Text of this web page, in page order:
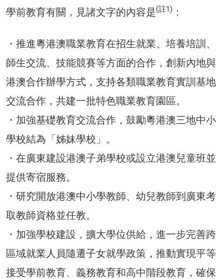
學前教育有關，見諸文字的內容是(註1) ：
・推進粵港澳職業教育在招生就業、培養培訓、
師生交流、技能競賽等方面的合作，創新內地與
港澳合作辦學方式，支持各類職業教育實訓基地
交流合作，共建一批特色職業教育園區。
・加強基礎教育交流合作，鼓勵粵港澳三地中小
學校結為「姊妹學校」。
・在廣東建設港澳子弟學校或設立港澳兒童班並
提供寄宿服務。
・研究開放港澳中小學教師、幼兒教師到廣東考
取教師資格並任教。
・加強學校建設，擴大學位供給，進一步完善跨
區域就業人員隨遷子女就學政策，推動實現平等
接受學前教育、義務教育和高中階段教育，確保